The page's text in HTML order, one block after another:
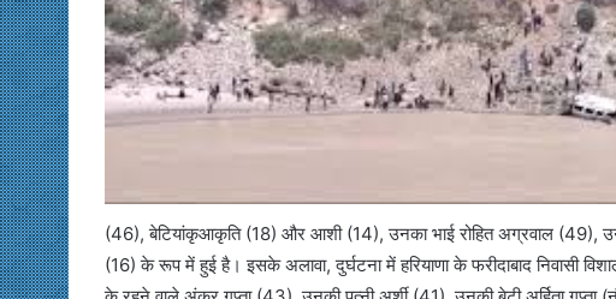
(46), बेटियांकृआकृति (18) और आशी (14), उनका भाई रोहित अग्रवाल (49),
(16) के रूप में हुई है। इसके अलावा, दुर्घटना में हरियाणा के फरीदाबाद निवासी